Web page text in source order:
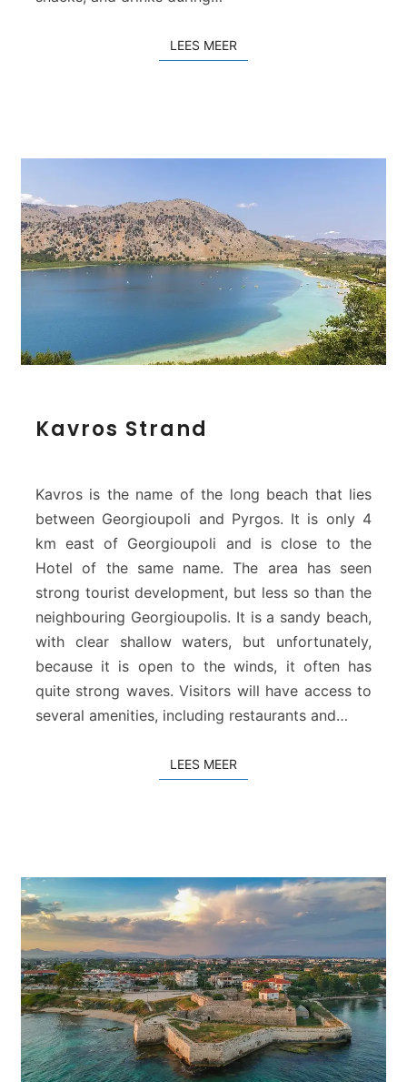
LEES MEER
o
S
t
r
a
n
Kavros Strand
Kavros is the name of the long beach that lies
between Georgioupoli and Pyrgos. It is only 4
km east of Georgioupoli and is close to the
Hotel of the same name. The area has seen
strong tourist development, but less so than the
neighbouring Georgioupolis. It is a sandy beach,
with clear shallow waters, but unfortunately,
because it is open to the winds, it often has
quite strong waves. Visitors will have access to
several amenities, including restaurants and…
LEES MEER